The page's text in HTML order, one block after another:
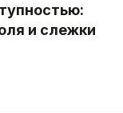
и слежки